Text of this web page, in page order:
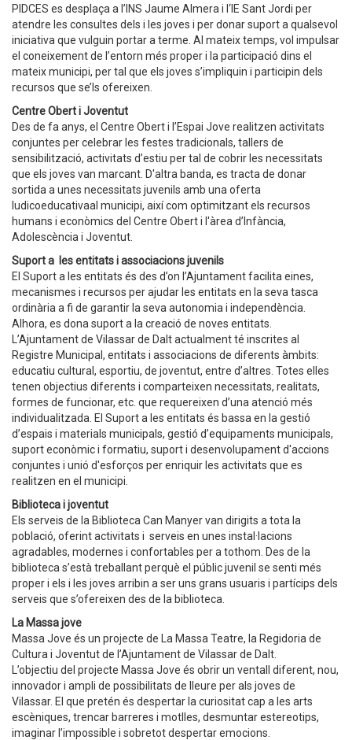
PIDCES es desplaça a l’INS Jaume Almera i l‘IE Sant Jordi per
atendre les consultes dels i les joves i per donar suport a qualsevol
iniciativa que vulguin portar a terme. Al mateix temps, vol impulsar
el coneixement de l’entorn més proper i la participació dins el
mateix municipi, per tal que els joves s’impliquin i participin dels
recursos que se’ls ofereixen.
Centre Obert i Joventut
Des de fa anys, el Centre Obert i l’Espai Jove realitzen activitats
conjuntes per celebrar les festes tradicionals, tallers de
sensibilització, activitats d’estiu per tal de cobrir les necessitats
que els joves van marcant. D'altra banda, es tracta de donar
sortida a unes necessitats juvenils amb una oferta
ludicoeducativaal municipi, així com optimitzant els recursos
humans i econòmics del Centre Obert i l'àrea d’Infància,
Adolescència i Joventut.
Suport a les entitats i associacions juvenils
El Suport a les entitats és des d’on l’Ajuntament facilita eines,
mecanismes i recursos per ajudar les entitats en la seva tasca
ordinària a fi de garantir la seva autonomia i independència.
Alhora, es dona suport a la creació de noves entitats.
L’Ajuntament de Vilassar de Dalt actualment té inscrites al
Registre Municipal, entitats i associacions de diferents àmbits:
educatiu cultural, esportiu, de joventut, entre d’altres. Totes elles
tenen objectius diferents i comparteixen necessitats, realitats,
formes de funcionar, etc. que requereixen d’una atenció més
individualitzada. El Suport a les entitats és bassa en la gestió
d’espais i materials municipals, gestió d’equipaments municipals,
suport econòmic i formatiu, suport i desenvolupament d'accions
conjuntes i unió d'esforços per enriquir les activitats que es
realitzen en el municipi.
Biblioteca i joventut
Els serveis de la Biblioteca Can Manyer van dirigits a tota la
població, oferint activitats i serveis en unes instal·lacions
agradables, modernes i confortables per a tothom. Des de la
biblioteca s’està treballant perquè el públic juvenil se senti més
proper i els i les joves arribin a ser uns grans usuaris i partícips dels
serveis que s’ofereixen des de la biblioteca.
La Massa jove
Massa Jove és un projecte de La Massa Teatre, la Regidoria de
Cultura i Joventut de l’Ajuntament de Vilassar de Dalt.
L’objectiu del projecte Massa Jove és obrir un ventall diferent, nou,
innovador i ampli de possibilitats de lleure per als joves de
Vilassar. El que pretén és despertar la curiositat cap a les arts
escèniques, trencar barreres i motlles, desmuntar estereotips,
imaginar l’impossible i sobretot despertar emocions.